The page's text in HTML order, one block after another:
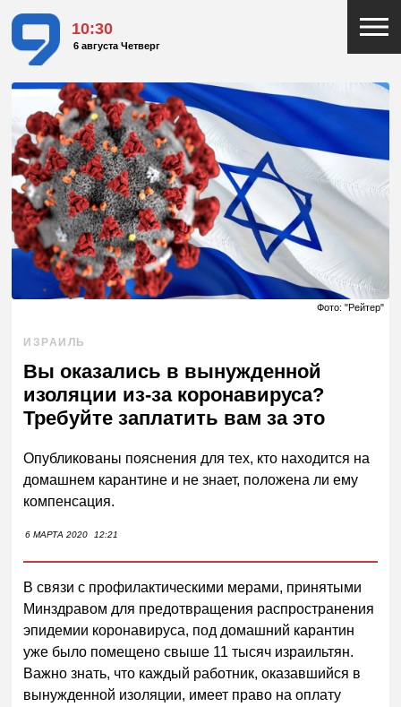
10:30
6 августа Четверг
Фото: "Рейтер"
ИЗРАИЛЬ
Вы оказались в вынужденной
изоляции из-за коронавируса?
Требуйте заплатить вам за это
Опубликованы пояснения для тех, кто находится на
домашнем карантине и не знает, положена ли ему
компенсация.
6 МАРТА 2020 12:21
В связи с профилактическими мерами, принятыми
Минздравом для предотвращения распространения
эпидемии коронавируса, под домашний карантин
уже было помещено свыше 11 тысяч израильтян.
Важно знать, что каждый работник, оказавшийся в
вынужденной изоляции, имеет право на оплату